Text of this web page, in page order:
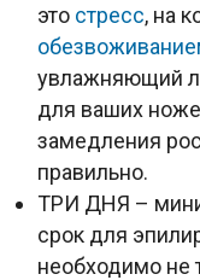
это стресс, на
увлажняющий
для ваших
замедления
правильно.
ТРИ ДНЯ –
срок для
необходимо не